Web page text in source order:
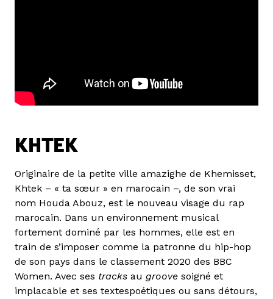
KHTEK
Originaire de la petite ville amazighe de Khemisset,
Khtek – « ta sœur » en marocain –, de son vrai
nom Houda Abouz, est le nouveau visage du rap
marocain. Dans un environnement musical
fortement dominé par les hommes, elle est en
train de s’imposer comme la patronne du hip-hop
de son pays dans le classement 2020 des BBC
Women. Avec ses tracks au groove soigné et
implacable et ses textespoétiques ou sans détours,